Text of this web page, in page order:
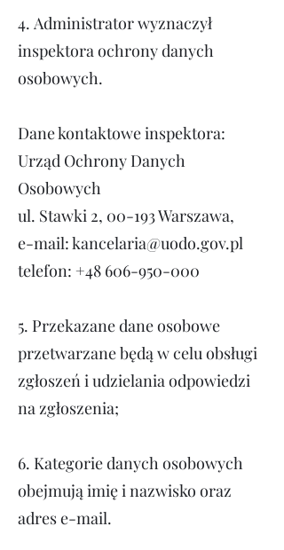
4. Administrator wyznaczył
inspektora ochrony danych
osobowych.
Dane kontaktowe inspektora:
Urząd Ochrony Danych
Osobowych
ul. Stawki 2, 00-193 Warszawa,
e-mail:kancelaria@uodo.gov.pl
telefon: +48 606-950-000
5. Przekazane dane osobowe
przetwarzane będą w celu obsługi
zgłoszeń i udzielania odpowiedzi
na zgłoszenia;
6. Kategorie danych osobowych
obejmują imię i nazwisko oraz
adres e-mail.